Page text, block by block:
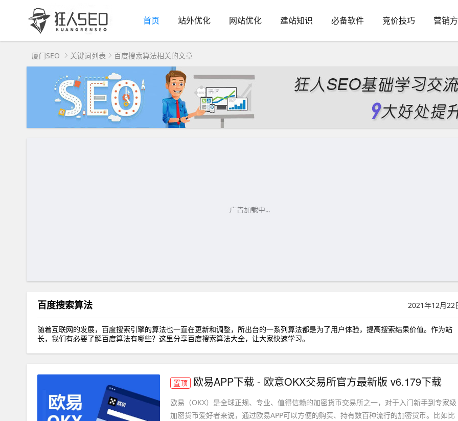
首页 站外优化 网站优化 建站知识 必备软件 竞价技巧 营销
厦门SEO 关键词列表 百度搜索算法相关的文章
百度搜索算法 2021年12月22
随着互联网的发展，百度搜索引擎的算法也一直在更新和调整，所出台的一系列算法都是为了用户体验，提高搜索结果价值。作为站
长，我们有必要了解百度算法有哪些？这里分享百度搜索算法大全，让大家快速学习。
置顶 欧易APP下载 - 欧意OKX交易所官方最新版 v6.179下载
欧易（OKX）是全球正规、专业、值得信赖的加密货币交易所之一，对于入门新手到专家级
加密货币爱好者来说，通过欧易APP可以方便的购买、持有数百种流行的加密货币。比如比